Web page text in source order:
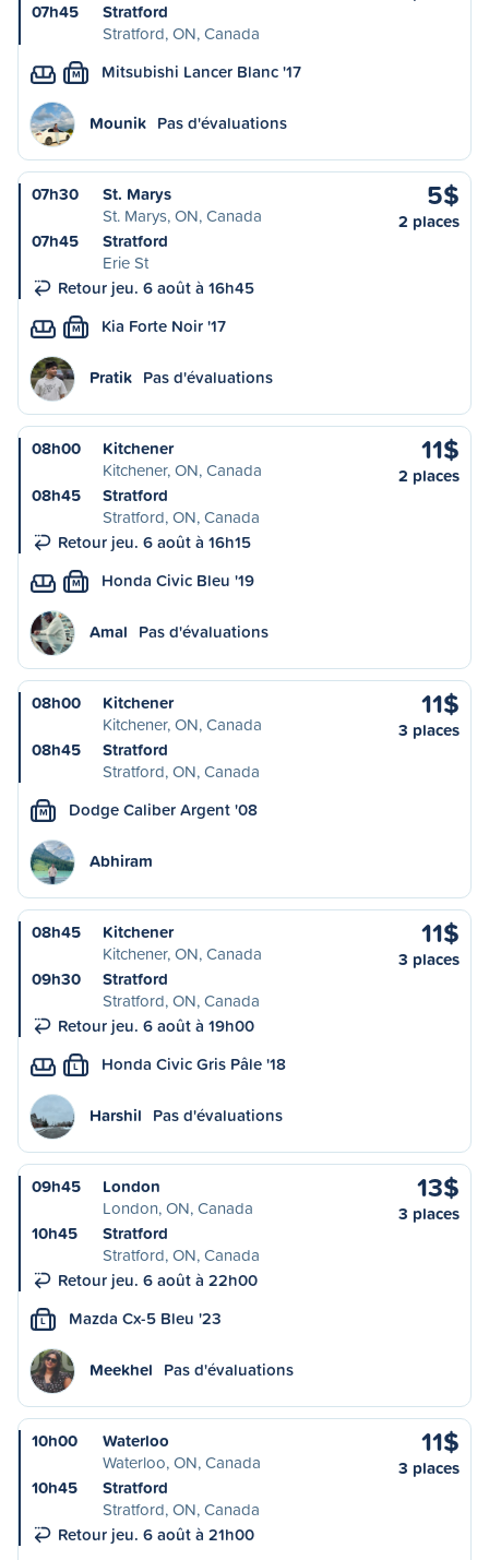
07h45
Stratford
Stratford, ON, Canada
M Mitsubishi Lancer Blanc '17
Mounik Pas d'évaluations
07h30
St. Marys
St. Marys, ON, Canada
07h45
Stratford
Erie St
Retour jeu. 6 août à 16h45
5$
2 places
M Kia Forte Noir '17
Pratik Pas d'évaluations
08h00
Kitchener
Kitchener, ON, Canada
08h45
Stratford
Stratford, ON, Canada
Retour jeu. 6 août à 16h15
11$
2 places
M Honda Civic Bleu '19
Amal Pas d'évaluations
08h00
Kitchener
Kitchener, ON, Canada
08h45
Stratford
Stratford, ON, Canada
11$
3 places
M Dodge Caliber Argent '08
Abhiram
08h45
Kitchener
Kitchener, ON, Canada
09h30
Stratford
Stratford, ON, Canada
Retour jeu. 6 août à 19h00
11$
3 places
L Honda Civic Gris Pâle '18
Harshil Pas d'évaluations
09h45
London
London, ON, Canada
10h45
Stratford
Stratford, ON, Canada
Retour jeu. 6 août à 22h00
13$
3 places
L Mazda Cx-5 Bleu '23
Meekhel Pas d'évaluations
10h00
Waterloo
Waterloo, ON, Canada
10h45
Stratford
Stratford, ON, Canada
Retour jeu. 6 août à 21h00
11$
3 places